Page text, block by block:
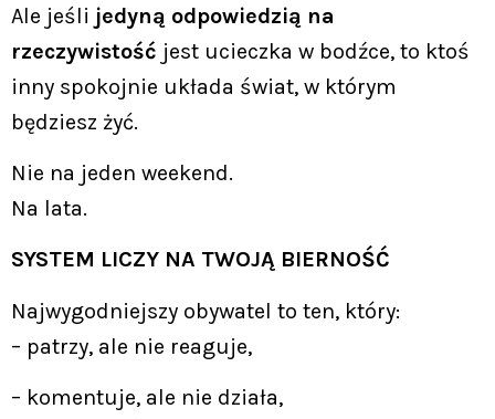
Ale jeśli jedyną odpowiedzią na
rzeczywistość jest ucieczka w bodźce, to ktoś
inny spokojnie układa świat, w którym
będziesz żyć.
Nie na jeden weekend.
Na lata.
SYSTEM LICZY NA TWOJĄ BIERNOŚĆ
Najwygodniejszy obywatel to ten, który:
– patrzy, ale nie reaguje,
– komentuje, ale nie działa,